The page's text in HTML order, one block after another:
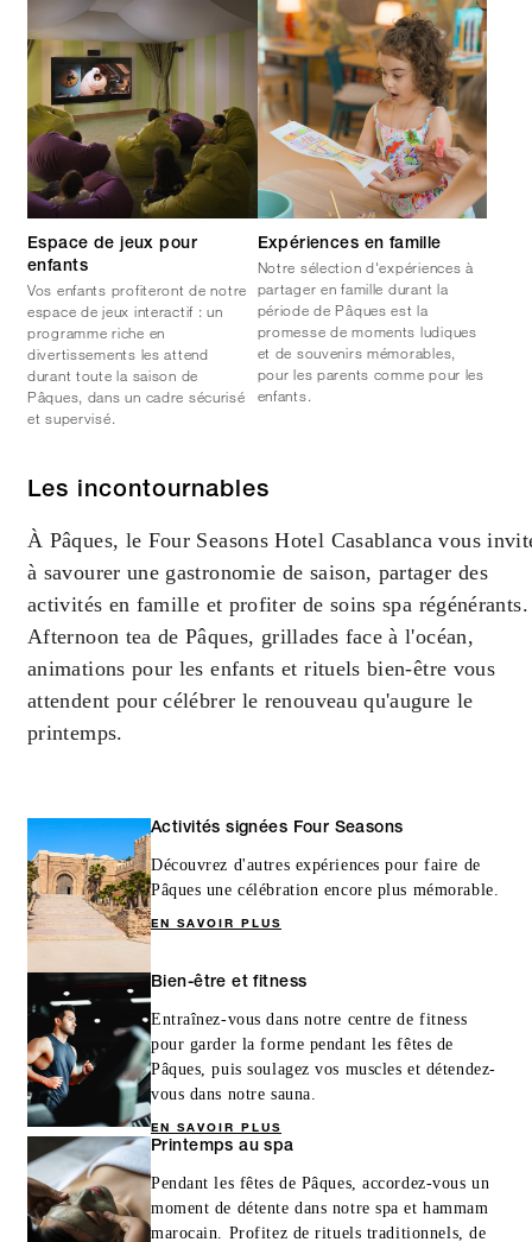
Espace de jeux pour
enfants
Vos enfants profiteront de notre
espace de jeux interactif : un
programme riche en
divertissements les attend
durant toute la saison de
Pâques, dans un cadre sécurisé
et supervisé.
Expériences en famille
Notre sélection d'expériences à
partager en famille durant la
période de Pâques est la
promesse de moments ludiques
et de souvenirs mémorables,
pour les parents comme pour les
enfants.
Les incontournables
À Pâques, le Four Seasons Hotel Casablanca vous
à savourer une gastronomie de saison, partager des
activités en famille et profiter de soins spa régénérants.
Afternoon tea de Pâques, grillades face à l'océan,
animations pour les enfants et rituels bien-être vous
attendent pour célébrer le renouveau qu'augure le
printemps.
Activités signées Four Seasons
Découvrez d'autres expériences pour faire de
Pâques une célébration encore plus mémorable.
EN SAVOIR PLUS
Bien-être et fitness
Entraînez-vous dans notre centre de fitness
pour garder la forme pendant les fêtes de
Pâques, puis soulagez vos muscles et détendez-
vous dans notre sauna.
EN SAVOIR PLUS
Printemps au spa
Pendant les fêtes de Pâques, accordez-vous un
moment de détente dans notre spa et hammam
marocain. Profitez de rituels traditionnels, de